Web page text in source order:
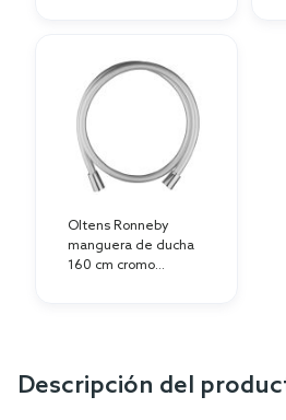
Oltens Ronneby
manguera de ducha
160 cm cromo
Descripción del